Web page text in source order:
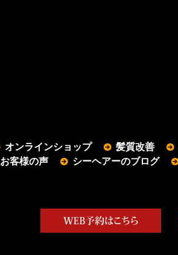
オンラインショップ 髪質改善
お客様の声 シーヘアーのブログ